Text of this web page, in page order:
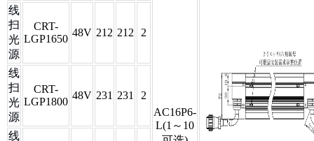
AC16P6-
L(1～10
线
扫
光
源
CRT-
LGP1650
48V 212 212 2
线
扫
光
源
CRT-
LGP1800
48V 231 231 2
线